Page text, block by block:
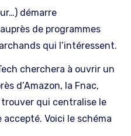
démarre
de programmes
qui l’intéressent.
cherchera à ouvrir un
d’Amazon, la Fnac,
qui centralise le
Voici le schéma